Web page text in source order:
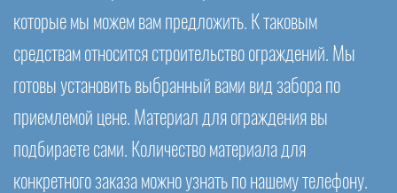
которые мы можем вам предложить. К таковым
средствам относится строительство ограждений. Мы
готовы установить выбранный вами вид забора по
приемлемой цене. Материал для ограждения вы
подбираете сами. Количество материала для
конкретного заказа можно узнать по нашему телефону.